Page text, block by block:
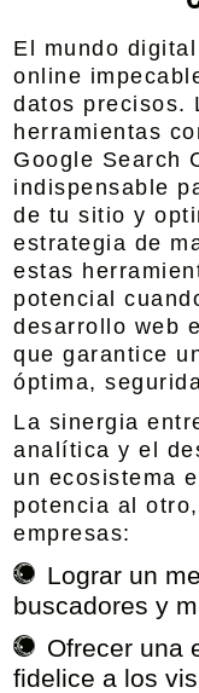
El mundo
online
datos precisos.
herramientas
Google Search
indispensable
de tu sitio y
estrategia de
estas
potencial
desarrollo web
que garantice
óptima,
La sinergia
analítica y el
un ecosistema
potencia al
empresas:
Lograr un
buscadores y
Ofrecer una
fidelice a los